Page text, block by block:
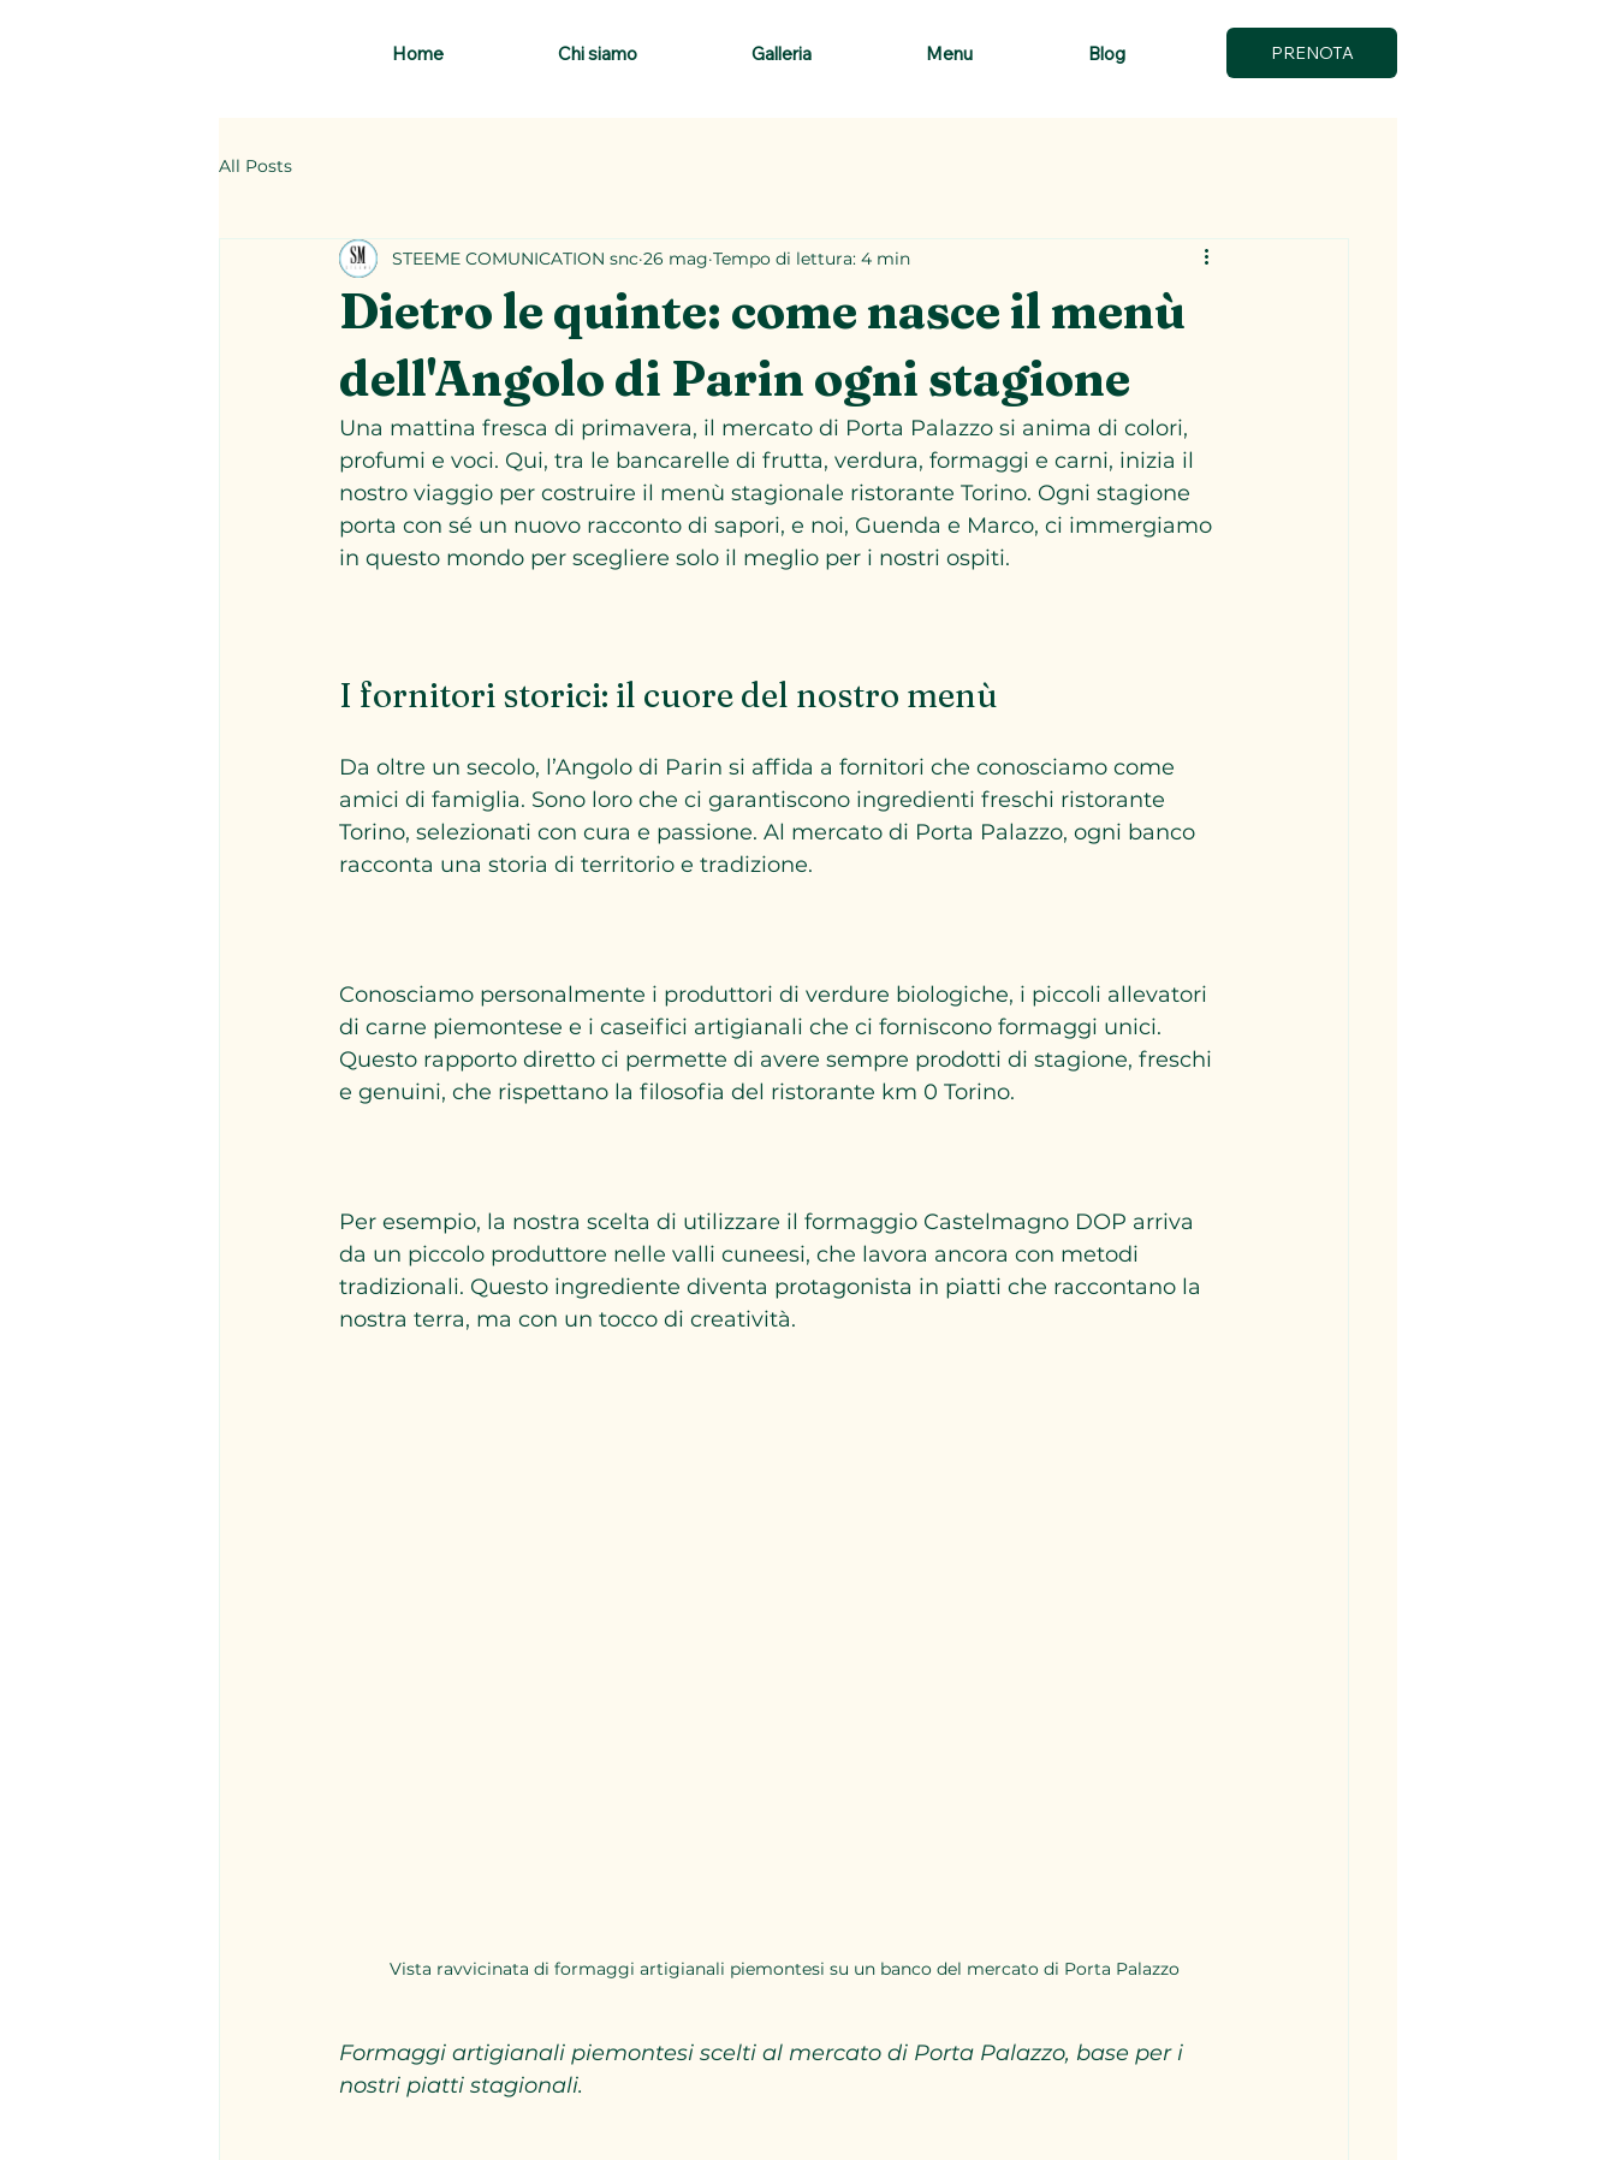
Home Chi siamo Galleria Menu Blog PRENOTA
All Posts
Dietro le quinte: come nasce il menù
dell'Angolo di Parin ogni stagione
STEEME COMUNICATION snc 26 mag Tempo di lettura: 4 min
Una mattina fresca di primavera, il mercato di Porta Palazzo si anima di colori,
profumi e voci. Qui, tra le bancarelle di frutta, verdura, formaggi e carni, inizia il
nostro viaggio per costruire il menù stagionale ristorante Torino. Ogni stagione
porta con sé un nuovo racconto di sapori, e noi, Guenda e Marco, ci immergiamo
in questo mondo per scegliere solo il meglio per i nostri ospiti.
I fornitori storici: il cuore del nostro menù
Da oltre un secolo, l’Angolo di Parin si affida a fornitori che conosciamo come
amici di famiglia. Sono loro che ci garantiscono ingredienti freschi ristorante
Torino, selezionati con cura e passione. Al mercato di Porta Palazzo, ogni banco
racconta una storia di territorio e tradizione.
Conosciamo personalmente i produttori di verdure biologiche, i piccoli allevatori
di carne piemontese e i caseifici artigianali che ci forniscono formaggi unici.
Questo rapporto diretto ci permette di avere sempre prodotti di stagione, freschi
e genuini, che rispettano la filosofia del ristorante km 0 Torino.
Per esempio, la nostra scelta di utilizzare il formaggio Castelmagno DOP arriva
da un piccolo produttore nelle valli cuneesi, che lavora ancora con metodi
tradizionali. Questo ingrediente diventa protagonista in piatti che raccontano la
nostra terra, ma con un tocco di creatività.
Vista ravvicinata di formaggi artigianali piemontesi su un banco del mercato di Porta Palazzo
Formaggi artigianali piemontesi scelti al mercato di Porta Palazzo, base per i
nostri piatti stagionali.